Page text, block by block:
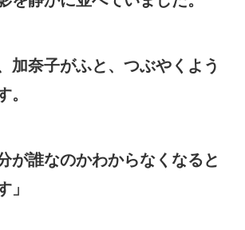
加奈子がふと、つぶやくよう
。
が誰なのかわからなくなると
」